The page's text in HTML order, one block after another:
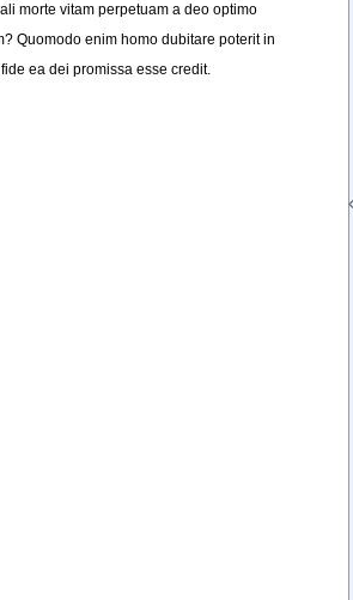
morte vitam perpetuam a deo optimo
? Quomodo enim homo dubitare poterit in
fide ea dei promissa esse credit.